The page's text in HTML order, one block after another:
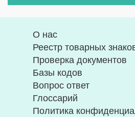
О нас
Реестр товарных
Проверка документов
Базы кодов
Вопрос ответ
Глоссарий
Политика